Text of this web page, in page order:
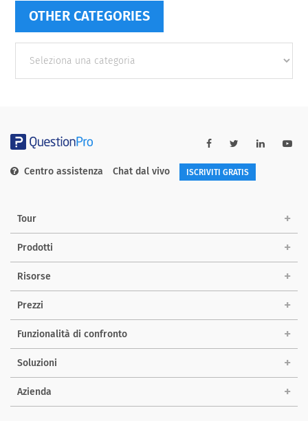
OTHER CATEGORIES
categories
Centro assistenza Chat dal vivo ISCRIVITI GRATIS
Tour
Prodotti
Risorse
Prezzi
Funzionalità di confronto
Soluzioni
Azienda